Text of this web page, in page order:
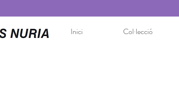
Inici
Col·lecció